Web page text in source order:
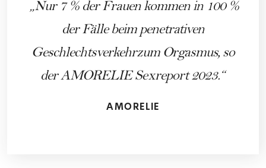
Nur 7 % der Frauen kommen in 100 %
der Fälle beim penetrativen
Geschlechtsverkehrzum Orgasmus, so
der AMORELIE Sexreport 2023.
AMORELIE